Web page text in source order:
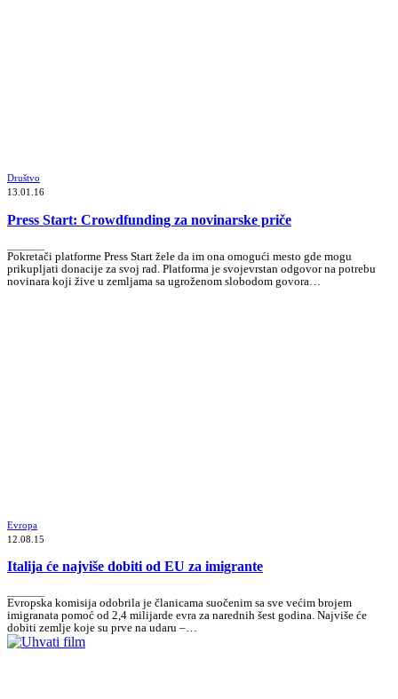
Društvo
13.01.16
Press Start: Crowdfunding za novinarske priče
Pokretači platforme Press Start žele da im ona omogući mesto gde mogu
prikupljati donacije za svoj rad. Platforma je svojevrstan odgovor na potrebu
novinara koji žive u zemljama sa ugroženom slobodom govora…
Evropa
12.08.15
Italija će najviše dobiti od EU za imigrante
Evropska komisija odobrila je članicama suočenim sa sve većim brojem
imigranata pomoć od 2,4 milijarde evra za narednih šest godina. Najviše će
dobiti zemlje koje su prve na udaru –…